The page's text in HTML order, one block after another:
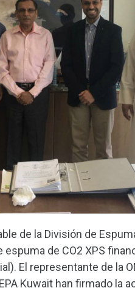
de la División de
de CO2 XPS
El representante de la
Kuwait han firmado la